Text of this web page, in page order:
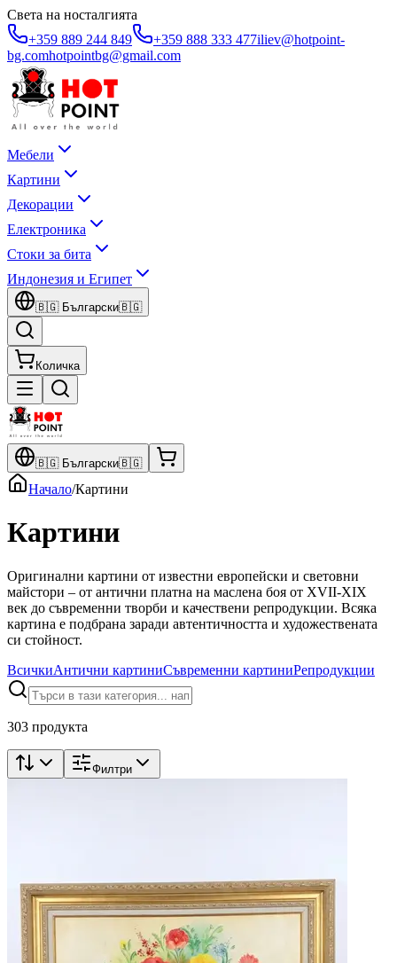
Света на носталгията
+359 889 244 849
+359 888 333 477iliev@hotpoint-
bg.comhotpointbg@gmail.com
Мебели
Картини
Декорации
Електроника
Стоки за бита
Индонезия и Египет
🇧🇬 Български🇧🇬
Количка
🇧🇬 Български🇧🇬
Начало/Картини
Картини
Оригинални картини от известни европейски и световни
майстори – от антични платна на маслена боя от XVII-XIX
век до съвременни творби и качествени репродукции. Всяка
картина е подбрана заради автентичността и художествената
си стойност.
ВсичкиАнтични картиниСъвременни картиниРепродукции
303 продукта
Филтри